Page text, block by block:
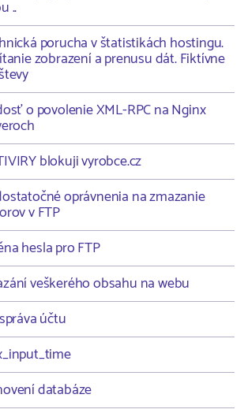
..
porucha v štatistikách hostingu.
zobrazení a prenusu dát. Fiktívne
o povolenie XML-RPC na Nginx
blokuji vyrobce.cz
oprávnenia na zmazanie
v FTP
hesla pro FTP
veškerého obsahu na webu
účtu
databáze